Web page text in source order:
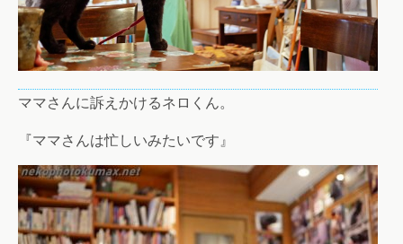
ママさんに訴えかけるネロくん。
『ママさんは忙しいみたいです』